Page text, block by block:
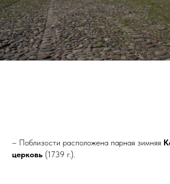
– Поблизости расположена парная зимняя
церковь (1739 г.).